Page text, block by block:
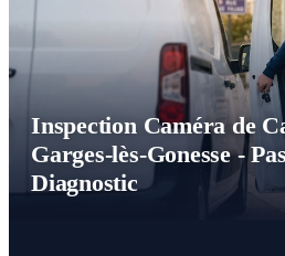
Inspection Caméra de
Garges-lès-Gonesse -
Diagnostic